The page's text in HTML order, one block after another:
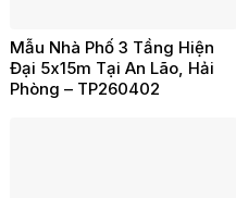
Mẫu Nhà Phố 3 Tầng Hiện
Đại 5x15m Tại An Lão, Hải
Phòng – TP260402